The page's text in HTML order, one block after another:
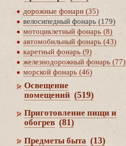
дорожные фонари (35)
елосипедный фонарь (179)
мотоциклетный фонарь (8)
автомобильный фонарь (43)
каретный фонарь (9)
железнодорожный фонарь (77)
морской фонарь (46)
Освещение
помещений (519)
Приготовление пищи и
обогре (81)
Предметы быта (13)